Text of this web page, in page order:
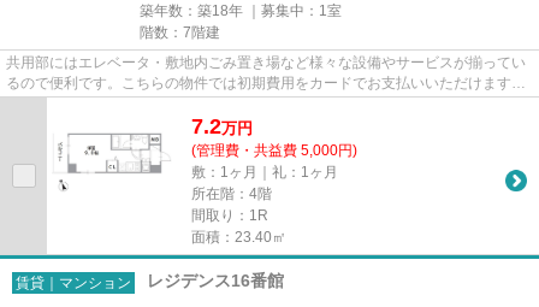
築年数：築18年 ｜募集中： 1室
階数：7階建
共用部にはエレベータ・敷地内ごみ置き場など様々な設備やサービスが揃ってい
るので便利です。こちらの物件では初期費用をカードでお支払いいただけます。
7.2万円
(管理費・共益費 5,000円)
敷：1ヶ月｜礼：1ヶ月
所在階：4階
間取り：1R
面積：23.40㎡
賃貸｜マンション レジデンス16番館